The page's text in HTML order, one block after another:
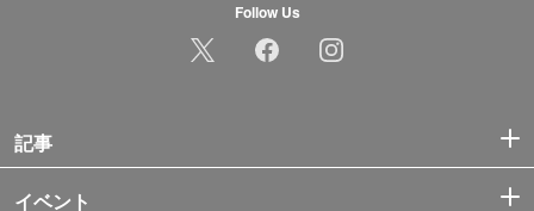
Follow Us
記事
イベント